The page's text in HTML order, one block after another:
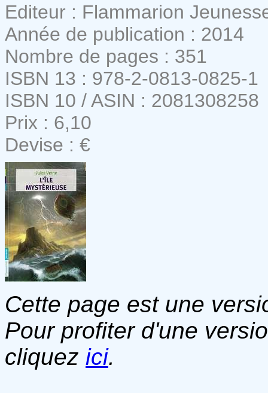
Editeur : Flammarion
Année de publication : 2014
Nombre de pages : 351
ISBN 13 : 978-2-0813-0825-1
ISBN 10 / ASIN : 2081308258
Prix : 6,10
Devise : €
Cette page est une
Pour profiter d'une
cliquez ici.